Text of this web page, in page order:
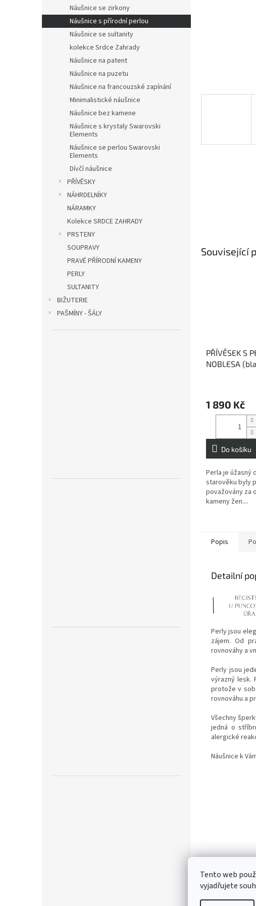
Tento web
vyjadřujete
e
l
Náušnice se zirkony
Náušnice s přírodní perlou
Náušnice se sultanity
kolekce Srdce Zahrady
Náušnice na patent
Náušnice na puzetu
Náušnice na francouzské zapínání
Minimalistické náušnice
Náušnice bez kamene
Náušnice s krystaly Swarovski
Elements
Náušnice se perlou Swarovski
Elements
Dívčí náušnice
PŘÍVĚSKY
NÁHRDELNÍKY
NÁRAMKY
Kolekce SRDCE ZAHRADY
PRSTENY
SOUPRAVY
PRAVÉ PŘÍRODNÍ KAMENY
PERLY
SULTANITY
BIŽUTERIE
PAŠMÍNY - ŠÁLY
Související
PŘÍVĚSEK S
NOBLESA
1 890 Kč
Do košíku
Perla je úžasný
starověku byly
považovány za
kameny žen....
Popis
Detailní
Perly jsou
zájem. Od
rovnováhy a
Perly jsou
výrazný lesk.
protože v
rovnováhu a
Všechny
jedná o
alergické
Náušnice k